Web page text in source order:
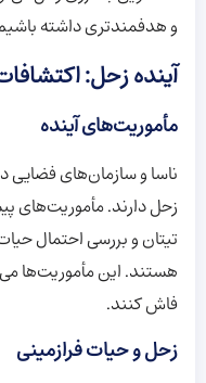
و هدفمندتری داشته
آینده زحل:
مأموریت‌های آینده
ناسا و سازمان‌های فضایی
زحل دارند. مأموریت‌های
تیتان و بررسی احتمال
هستند. این مأموریت‌ها
فاش کنند.
زحل و حیات فرازمینی